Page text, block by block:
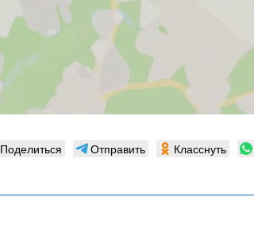
Поделиться Отправить Класснуть